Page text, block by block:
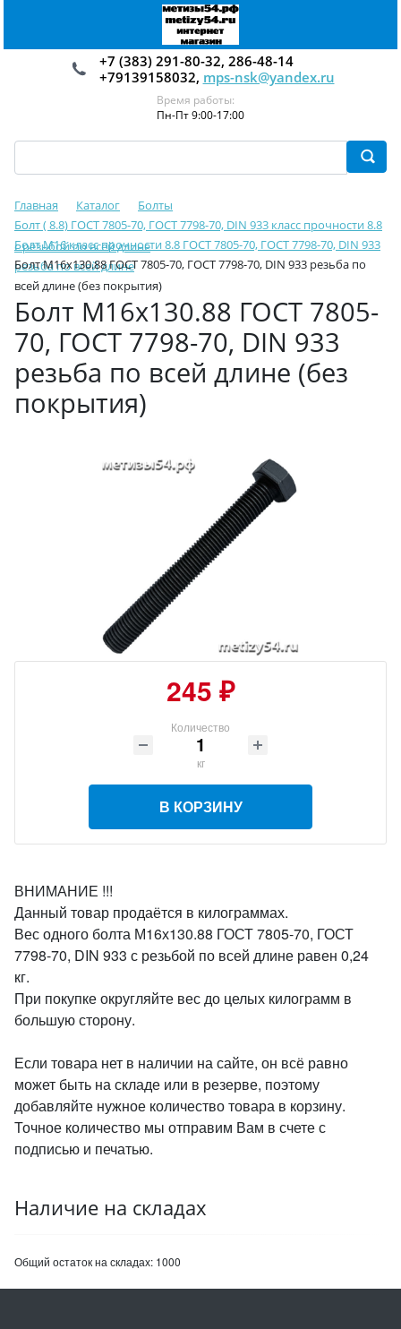
+7 (383) 291-80-32, 286-48-14
+79139158032, mps-nsk@yandex.ru
Время работы:
Пн-Пт 9:00-17:00
Главная Каталог
Болты
Болт ( 8.8) ГОСТ 7805-70, ГОСТ 7798-70, DIN 933 класс прочности 8.8
с резьбой по всей длине
Болт М16 класс прочности 8.8 ГОСТ 7805-70, ГОСТ 7798-70, DIN 933
резьба по всей длине
Болт М16х130.88 ГОСТ 7805-70, ГОСТ 7798-70, DIN 933 резьба по
всей длине (без покрытия)
Болт М16х130.88 ГОСТ 7805-
70, ГОСТ 7798-70, DIN 933
резьба по всей длине (без
покрытия)
245 ₽
Количество
кг
В КОРЗИНУ
ВНИМАНИЕ !!!
Данный товар продаётся в килограммах.
Вес одного болта М16х130.88 ГОСТ 7805-70, ГОСТ
7798-70, DIN 933 с резьбой по всей длине равен 0,24
кг.
При покупке округляйте вес до целых килограмм в
большую сторону.
Если товара нет в наличии на сайте, он всё равно
может быть на складе или в резерве, поэтому
добавляйте нужное количество товара в корзину.
Точное количество мы отправим Вам в счете с
подписью и печатью.
Наличие на складах
Общий остаток на складах: 1000